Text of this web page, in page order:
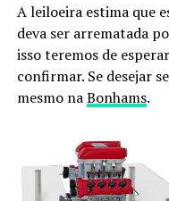
A leiloeira estima que
deva ser arrematada
isso teremos de
confirmar. Se desejar
mesmo naBonhams.